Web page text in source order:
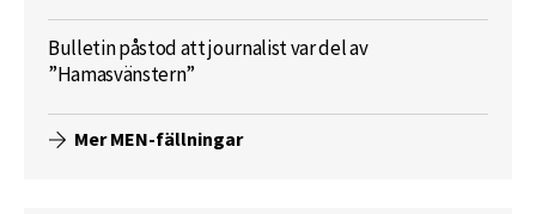
Bulletin påstod att journalist var del av
”Hamasvänstern”
Mer MEN-fällningar